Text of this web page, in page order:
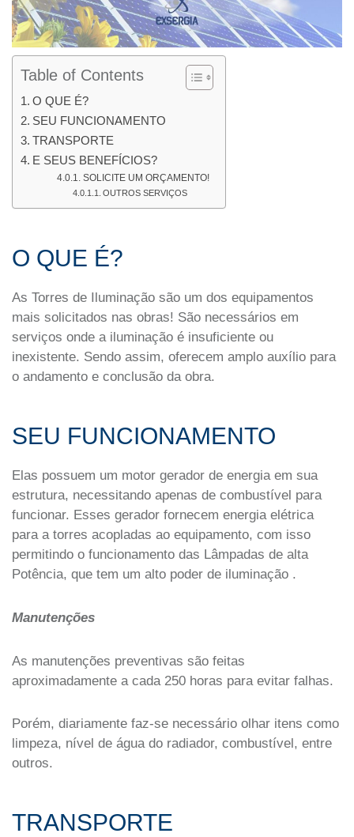
Table of Contents
O QUE É?
SEU FUNCIONAMENTO
TRANSPORTE
E SEUS BENEFÍCIOS?
SOLICITE UM ORÇAMENTO!
OUTROS SERVIÇOS
O QUE É?
As Torres de Iluminação são um dos equipamentos
mais solicitados nas obras! São necessários em
serviços onde a iluminação é insuficiente ou
inexistente. Sendo assim, oferecem amplo auxílio para
o andamento e conclusão da obra.
SEU FUNCIONAMENTO
Elas possuem um motor gerador de energia em sua
estrutura, necessitando apenas de combustível para
funcionar. Esses gerador fornecem energia elétrica
para a torres acopladas ao equipamento, com isso
permitindo o funcionamento das Lâmpadas de alta
Potência, que tem um alto poder de iluminação .
Manutenções
As manutenções preventivas são feitas
aproximadamente a cada 250 horas para evitar falhas.
Porém, diariamente faz-se necessário olhar itens como
limpeza, nível de água do radiador, combustível, entre
outros.
TRANSPORTE